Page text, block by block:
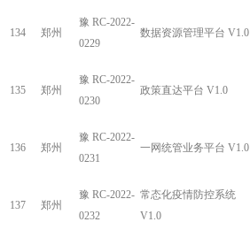
134 郑州
豫 RC-2022-
0229
数据资源管理平台 V1.0
135 郑州
豫 RC-2022-
0230
政策直达平台 V1.0
136 郑州
豫 RC-2022-
0231
一网统管业务平台 V1.0
137 郑州
豫 RC-2022-
0232
常态化疫情防控系统
V1.0